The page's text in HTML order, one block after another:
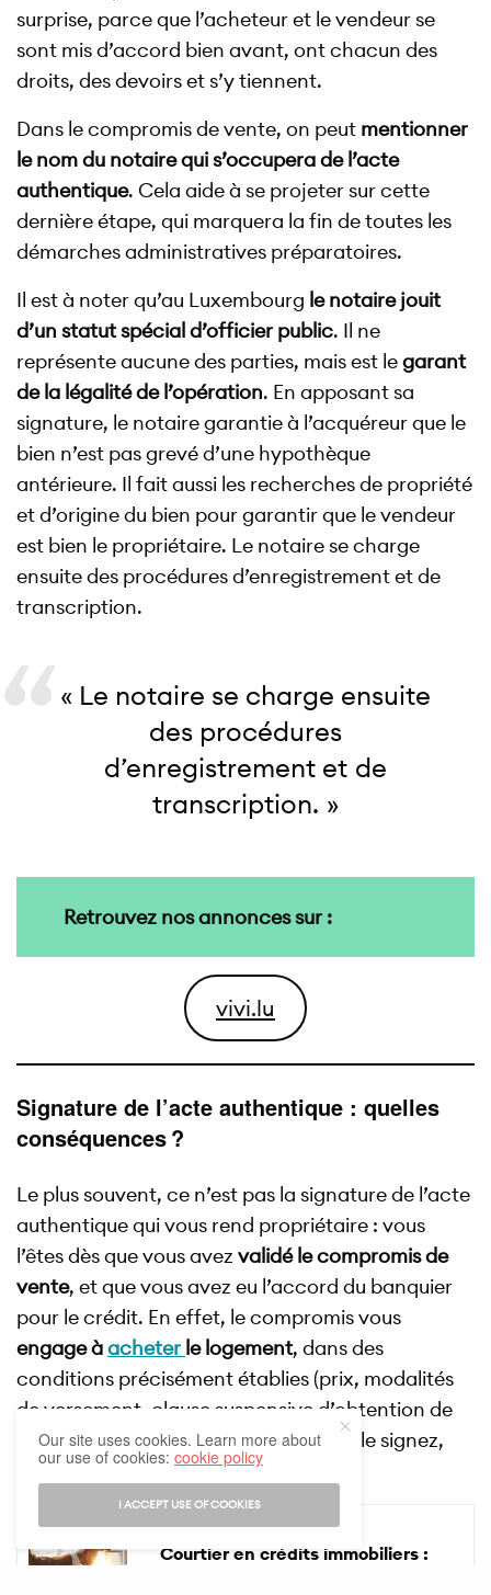
surprise, parce que l’acheteur et le vendeur se
sont mis d’accord bien avant, ont chacun des
droits, des devoirs et s’y tiennent.
Dans le compromis de vente, on peut mentionner
le nom du notaire qui s’occupera de l’acte
authentique. Cela aide à se projeter sur cette
dernière étape, qui marquera la fin de toutes les
démarches administratives préparatoires.
Il est à noter qu’au Luxembourg le notaire jouit
d’un statut spécial d’officier public. Il ne
représente aucune des parties, mais est legarant
de la légalité de l’opération. En apposant sa
signature, le notaire garantie à l’acquéreur que le
bien n’est pas grevé d’une hypothèque
antérieure. Il fait aussi les recherches de propriété
et d’origine du bien pour garantir que le vendeur
est bien le propriétaire. Le notaire se charge
ensuite des procédures d’enregistrement et de
transcription.
« Le notaire se charge ensuite
des procédures
d’enregistrement et de
transcription. »
Retrouvez nos annonces sur :
vivi.lu
Signature de l’acte authentique : quelles
conséquences ?
Le plus souvent, ce n’est pas la signature de l’acte
authentique qui vous rend propriétaire : vous
l’êtes dès que vous avezvalidé le compromis de
vente, et que vous avez eu l’accord du banquier
pour le crédit. En effet, le compromis vous
engage àacheter le logement, dans des
conditions précisément établies (prix, modalités
de versement, clause suspensive d’obtention de
prêt). Logiquement, dès lors que vous le signez,
vous devenez propriétaire des lieux.
VOIR AUSSI
Courtier en crédits immobiliers :
Our site uses cookies. Learn more about
our use of cookies:cookie policy
I ACCEPT USE OF COOKIES